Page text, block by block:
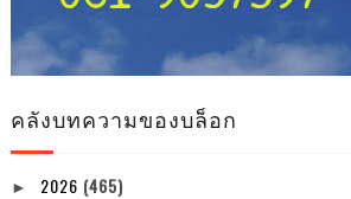
คลังบทความของบล็อก
► 2026 (465)